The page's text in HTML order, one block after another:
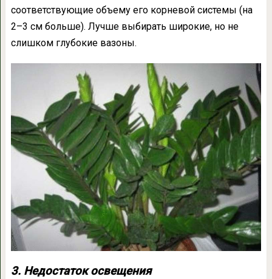
соответствующие объему его корневой системы (на
2–3 см больше). Лучше выбирать широкие, но не
слишком глубокие вазоны.
3. Недостаток освещения